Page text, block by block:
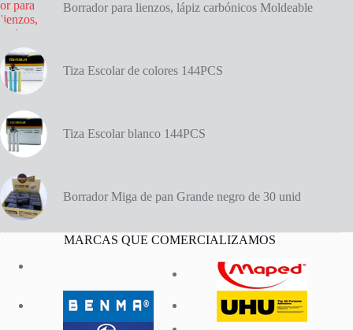
Borrador para lienzos, lápiz carbónicos Moldeable
Tiza Escolar de colores 144PCS
Tiza Escolar blanco 144PCS
Borrador Miga de pan Grande negro de 30 unid
MARCAS QUE COMERCIALIZAMOS